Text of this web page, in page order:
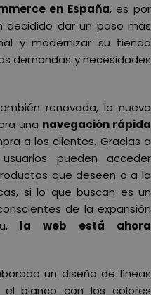
en España, es por
decidido dar un paso más
y modernizar su tienda
demandas y necesidades
renovada, la nueva
una navegación rápida
a los clientes. Gracias a
pueden acceder
que deseen o a la
si lo que buscan es un
de la expansión
la web está ahora
un diseño de líneas
el blanco con los colores